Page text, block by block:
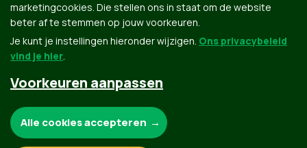
Groen.be
Contact Privacybeleid
marketingcookies. Die stellen ons in staat om de website
beter af te stemmen op jouw voorkeuren.
Je kunt je instellingen hieronder wijzigen. Ons privacybeleid
vind je hier.
Voorkeuren aanpassen
Alle cookies accepteren